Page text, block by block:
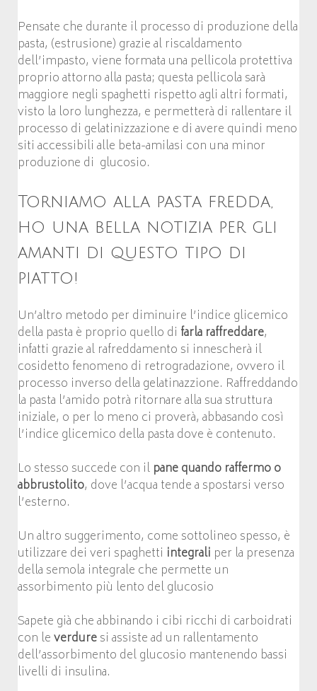
Pensate che durante il processo di produzione della
pasta, (estrusione) grazie al riscaldamento
dell’impasto, viene formata una pellicola protettiva
proprio attorno alla pasta; questa pellicola sarà
maggiore negli spaghetti rispetto agli altri formati,
visto la loro lunghezza, e permetterà di rallentare il
processo di gelatinizzazione e di avere quindi meno
siti accessibili alle beta-amilasi con una minor
produzione di glucosio.
Torniamo alla pasta fredda,
ho una bella notizia per gli
amanti di questo tipo di
piatto!
Un’altro metodo per diminuire l’indice glicemico
della pasta è proprio quello di farla raffreddare,
infatti grazie al rafreddamento si innescherà il
cosidetto fenomeno di retrogradazione, ovvero il
processo inverso della gelatinazzione. Raffreddando
la pasta l’amido potrà ritornare alla sua struttura
iniziale, o per lo meno ci proverà, abbasando così
l’indice glicemico della pasta dove è contenuto.
Lo stesso succede con il pane quando raffermo o
abbrustolito, dove l’acqua tende a spostarsi verso
l’esterno.
Un altro suggerimento, come sottolineo spesso, è
utilizzare dei veri spaghetti integrali per la presenza
della semola integrale che permette un
assorbimento più lento del glucosio
Sapete già che abbinando i cibi ricchi di carboidrati
con leverduresi assiste ad un rallentamento
dell’assorbimento del glucosio mantenendo bassi
livelli di insulina.